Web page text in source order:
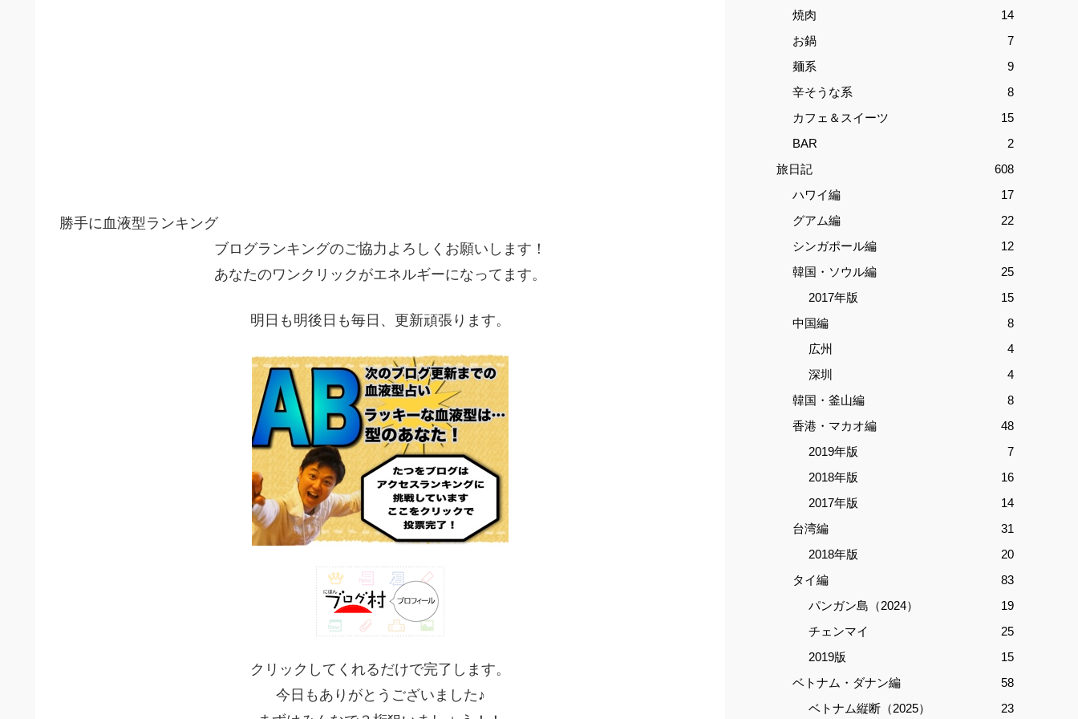
勝手に血液型ランキング
ブログランキングのご協力よろしくお願いします！
あなたのワンクリックがエネルギーになってます。
明日も明後日も毎日、更新頑張ります。
クリックしてくれるだけで完了します。
今日もありがとうございました♪
焼肉
14
お鍋
7
麺系
9
辛そうな系
8
カフェ＆スイーツ
15
BAR
2
旅日記
608
ハワイ編
17
グアム編
22
シンガポール編
12
韓国・ソウル編
25
2017年版
15
中国編
8
広州
4
深圳
4
韓国・釜山編
8
香港・マカオ編
48
2019年版
7
2018年版
16
2017年版
14
台湾編
31
2018年版
20
タイ編
83
パンガン島（2024）
19
チェンマイ
25
2019版
15
ベトナム・ダナン編
58
ベトナム縦断（2025）
23